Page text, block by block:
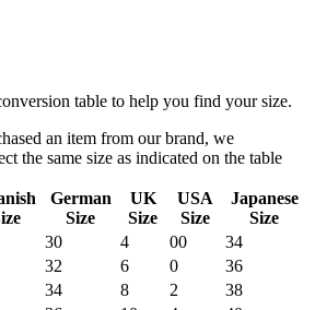
table to help you find your size.
an item from our brand, we
the same size as indicated on the table
German
Size
UK
Size
USA
Size
Japanese
Size
30 4 00
34
32 6 0
36
34 8 2
38